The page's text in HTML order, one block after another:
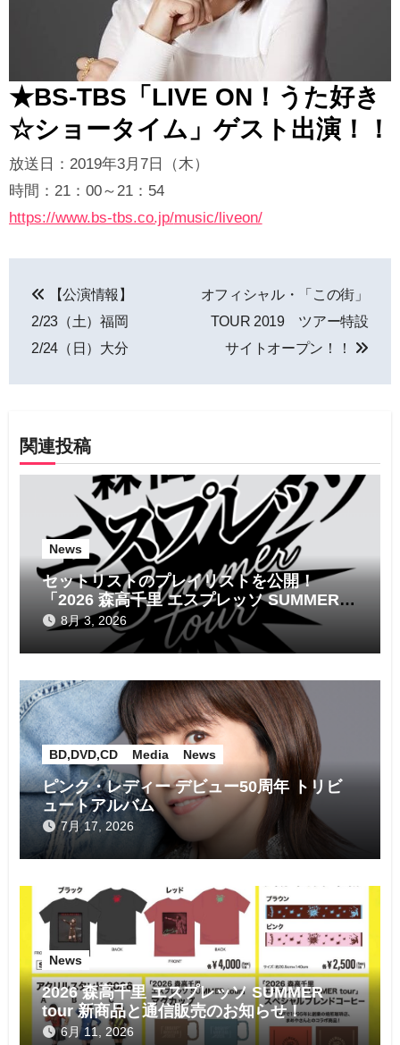
★BS-TBS「LIVE ON！うた好き
☆ショータイム」ゲスト出演！！
放送日：2019年3月7日（木）
時間：21：00～21：54
https://www.bs-tbs.co.jp/music/liveon/
稿
ナ
ビ
ー
ン
【公演情報】
2/23（土）福岡
2/24（日）大分
オフィシャル・「この街」
TOUR 2019 ツアー特設
サイトオープン！！
関連投稿
News
セットリストのプレイリストを公開！
「2026 森高千里 エスプレッソ SUMMER
tour」
8月 3, 2026
BD,DVD,CD Media News
ピンク・レディー デビュー50周年 トリビ
ュートアルバム
7月 17, 2026
News
2026 森高千里 エスプレッソ SUMMER
tour 新商品と通信販売のお知らせ！
6月 11, 2026